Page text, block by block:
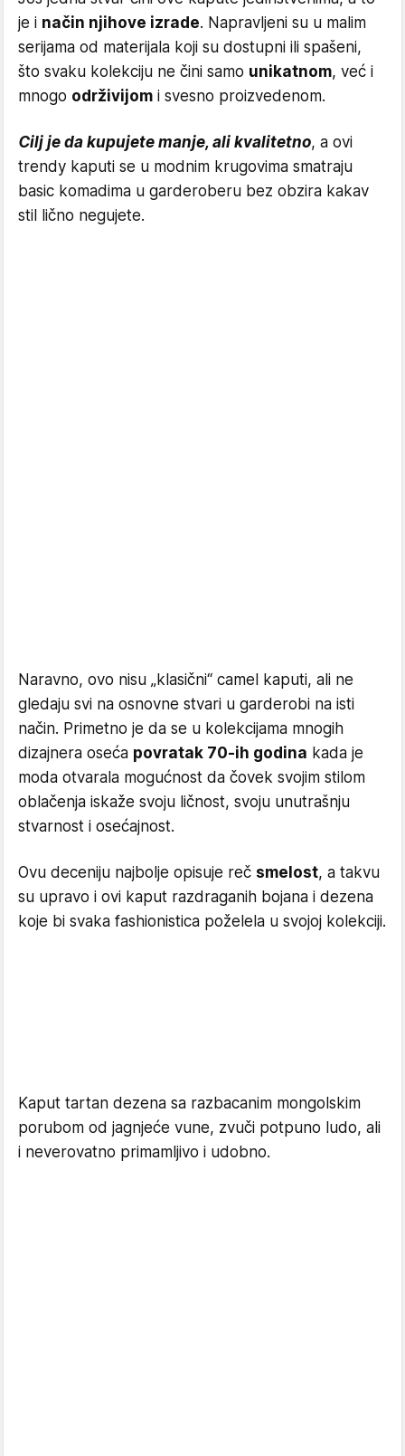
je i način njihove izrade. Napravljeni su u malim
serijama od materijala koji su dostupni ili spašeni,
što svaku kolekciju ne čini samo unikatnom, već i
mnogo održivijom i svesno proizvedenom.
Cilj je da kupujete manje, ali kvalitetno, a ovi
trendy kaputi se u modnim krugovima smatraju
basic komadima u garderoberu bez obzira kakav
stil lično negujete.
Naravno, ovo nisu „klasični“ camel kaputi, ali ne
gledaju svi na osnovne stvari u garderobi na isti
način. Primetno je da se u kolekcijama mnogih
dizajnera oseća povratak 70-ih godina kada je
moda otvarala mogućnost da čovek svojim stilom
oblačenja iskaže svoju ličnost, svoju unutrašnju
stvarnost i osećajnost.
Ovu deceniju najbolje opisuje reč smelost, a takvu
su upravo i ovi kaput razdraganih bojana i dezena
koje bi svaka fashionistica poželela u svojoj kolekciji.
Kaput tartan dezena sa razbacanim mongolskim
porubom od jagnjeće vune, zvuči potpuno ludo, ali
i neverovatno primamljivo i udobno.